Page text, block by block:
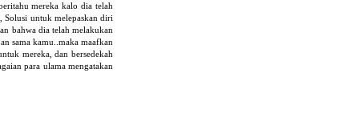
mereka kalo dia telah
Solusi untuk melepaskan diri
bahwa dia telah melakukan
sama kamu..maka maafkan
mereka, dan bersedekah
para ulama mengatakan